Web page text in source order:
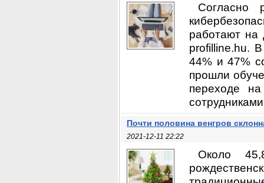
Согласно
работают на
profilline.hu.
44% и 47%
прошли
переходе
Почти половина венгров
2021-12-11 22:22
Около